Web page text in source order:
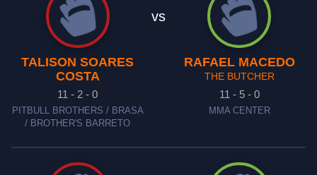
TALISON SOARES
COSTA
11 - 2 - 0
PITBULL BROTHERS / BRASA
/ BROTHER'S BARRETO
vs
RAFAEL MACEDO
THE BUTCHER
11 - 5 - 0
MMA CENTER